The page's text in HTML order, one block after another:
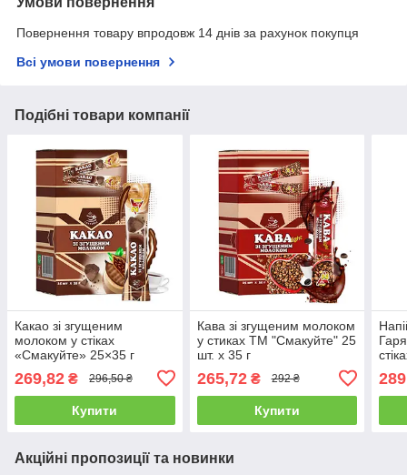
Повернення товару впродовж 14 днів за рахунок покупця
Всі умови повернення
Подібні товари компанії
Какао зі згущеним
молоком у стіках
«Смакуйте» 25×35 г
швидкого приготування
смачного напою
269,82 ₴ 296,50 ₴
Купити
Кава зі згущеним молоком
у стиках ТМ "Смакуйте" 25
шт. х 35 г
265,72₴ 292 ₴
Купити
Акційні пропозиції та новинки